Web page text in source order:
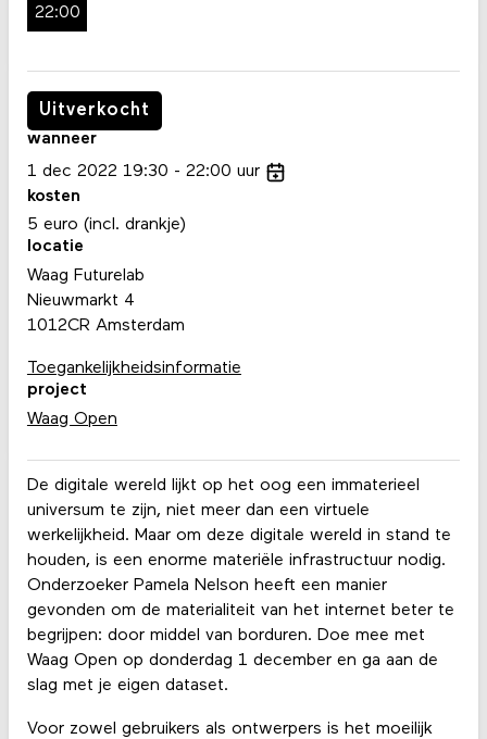
22:00
De digitale wereld lijkt op het oog een immaterieel
universum te zijn, niet meer dan een virtuele
werkelijkheid. Maar om deze digitale wereld in stand te
houden, is een enorme materiële infrastructuur nodig.
Onderzoeker Pamela Nelson heeft een manier
gevonden om de materialiteit van het internet beter te
begrijpen: door middel van borduren. Doe mee met
Waag Open op donderdag 1 december en ga aan de
slag met je eigen dataset.
Voor zowel gebruikers als ontwerpers is het moeilijk
Uitverkocht
wanneer
1 dec 2022 19:30 22:00 uur
kosten
5 euro (incl. drankje)
locatie
Waag Futurelab
Nieuwmarkt 4
1012CR Amsterdam
Toegankelijkheidsinformatie
project
Waag Open